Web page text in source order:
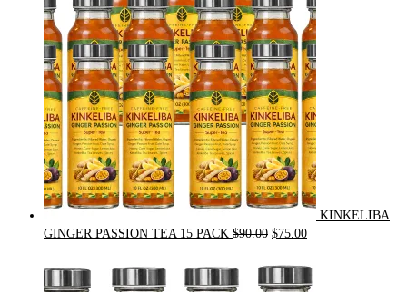
KINKELIBA
GINGER PASSION TEA 15 PACK $90.00 Original
was:
$90.00.
$75.00Current
is:
$75.00.